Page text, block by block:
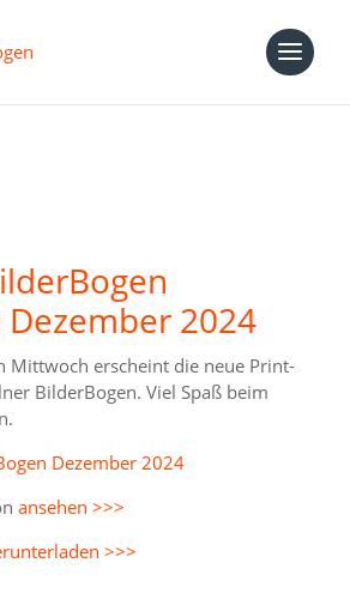
Dezember 2024
Mittwoch erscheint die neue Print-
BilderBogen. Viel Spaß beim
ansehen >>>
>>>